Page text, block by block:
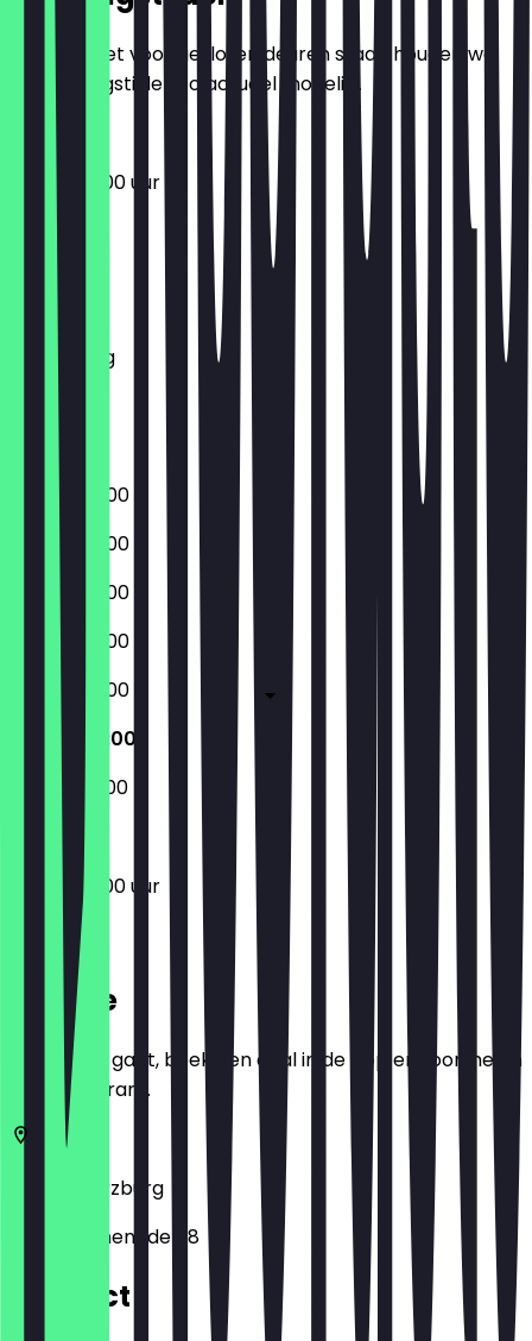
Zodat je niet voor gesloten deuren staat, houden we
de openingstijden zo actueel mogelijk.
07:00 - 01:00 uur
Maandag
Dinsdag
Woensdag
Donderdag
Vrijdag
Zaterdag
Zondag
07:00 - 23:00
07:00 - 23:00
07:00 - 23:00
07:00 - 23:00
07:00 - 23:00
07:00 - 01:00
09:00 - 22:00
07:00 - 01:00 uur
Locatie
Voordat je gaat, boek een deal in de app en toon het in
het restaurant.
Würzburg
Juliuspromenade 68
Contact